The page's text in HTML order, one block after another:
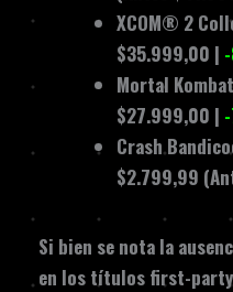
XCOM® 2
$35.999,00 |
Mortal
$27.999,00 |
Crash
$2.799,99
Si bien se nota la
en los títulos first-party